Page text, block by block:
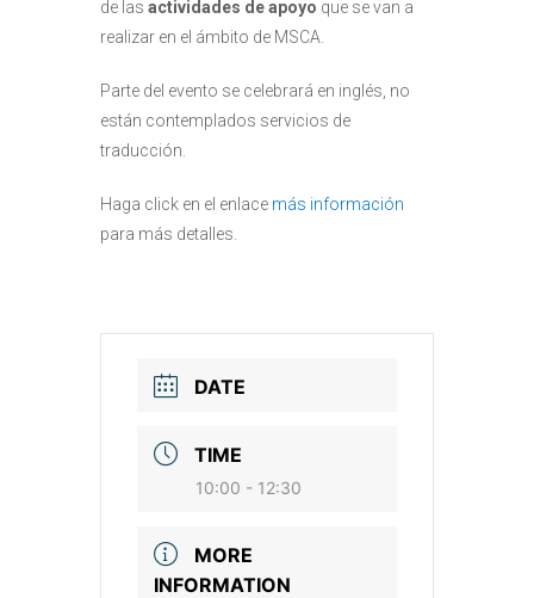
de las actividades de apoyo que se van a
realizar en el ámbito de MSCA.
Parte del evento se celebrará en inglés, no
están contemplados servicios de
traducción.
Haga click en el enlace más información
para más detalles.
DATE
TIME
10:00 - 12:30
MORE
INFORMATION